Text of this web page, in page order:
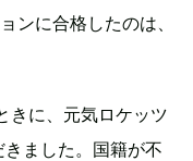
ンに合格したのは、
きに、元気ロケッツ
ました。国籍が不